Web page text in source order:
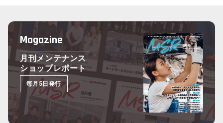
Magazine
月刊メンテナンス
ショップレポート
毎月5日発行